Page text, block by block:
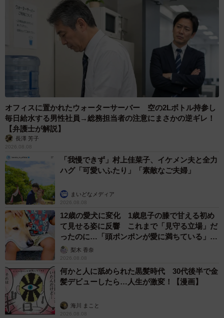
オフィスに置かれたウォーターサーバー 空の2Lボトル持参し
毎日給水する男性社員→総務担当者の注意にまさかの逆ギレ！
【弁護士が解説】
長澤 芳子
2026.08.08
「我慢できず」村上佳菜子、イケメン夫と全力
ハグ「可愛いふたり」「素敵なご夫婦」
まいどなメディア
2026.08.08
12歳の愛犬に変化 1歳息子の膝で甘える初め
て見せる姿に反響 これまで「見守る立場」だ
ったのに…「頭ポンポンが愛に満ちている」
「尊…」
梨木 香奈
2026.08.08
何かと人に舐められた黒髪時代 30代後半で金
髪デビューしたら…人生が激変！【漫画】
海川 まこと
2026.08.08